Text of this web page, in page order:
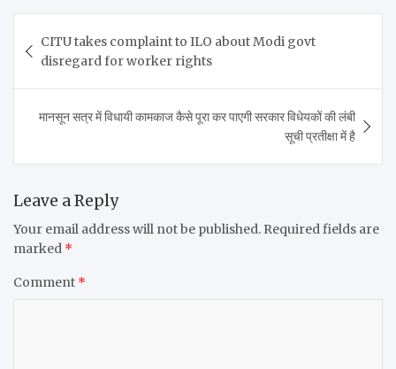
navigation
CITU takes complaint to ILO about Modi govt
disregard for worker rights
मानसून सत्र में विधायी कामकाज कैसे पूरा कर पाएगी सरकार विधेयकों की लंबी
सूची प्रतीक्षा में है
Leave a Reply
Your email address will not be published. Required fields are
marked *
Comment *